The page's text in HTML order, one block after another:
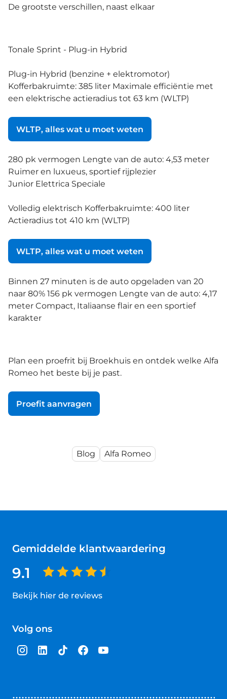
De grootste verschillen, naast elkaar
Tonale Sprint - Plug-in Hybrid
Plug-in Hybrid (benzine + elektromotor)
Kofferbakruimte: 385 liter Maximale efficiëntie met
een elektrische actieradius tot 63 km (WLTP)
WLTP, alles wat u moet weten
280 pk vermogen Lengte van de auto: 4,53 meter
Ruimer en luxueus, sportief rijplezier
Junior Elettrica Speciale
Volledig elektrisch Kofferbakruimte: 400 liter
Actieradius tot 410 km (WLTP)
WLTP, alles wat u moet weten
Binnen 27 minuten is de auto opgeladen van 20
naar 80% 156 pk vermogen Lengte van de auto: 4,17
meter Compact, Italiaanse flair en een sportief
karakter
Plan een proefrit bij Broekhuis en ontdek welke Alfa
Romeo het beste bij je past.
Proefit aanvragen
Blog Alfa Romeo
Gemiddelde klantwaardering
9.1
Bekijk hier de reviews
van
sterren
Volg ons